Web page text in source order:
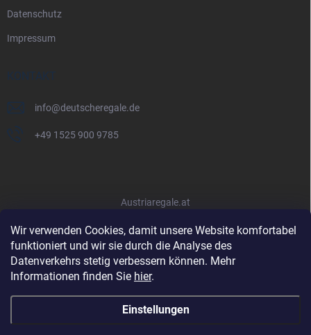
Wir verwenden Cookies, damit unsere Website komfortabel
funktioniert und wir sie durch die Analyse des
Datenverkehrs stetig verbessern können. Mehr
Informationen finden Sie hier.
Einstellungen
Datenschutz
Impressum
KONTAKT
info@deutscheregale.de
+49 1525 900 9785
Austriaregale.at